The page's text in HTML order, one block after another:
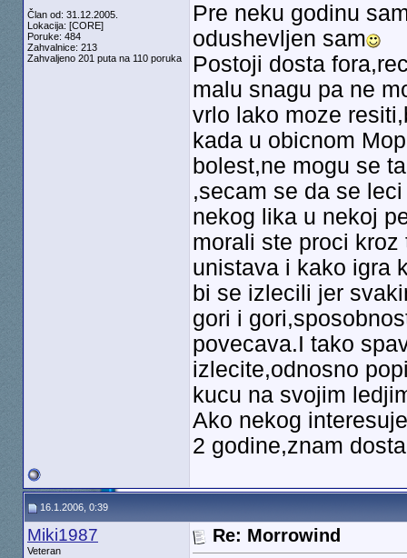
Član od: 31.12.2005.
Lokacija: [CORE]
Poruke: 484
Zahvalnice: 213
Zahvaljeno 201 puta na 110 poruka
Pre neku godinu
odushevljen sam
Postoji dosta
malu snagu pa ne
vrlo lako moze
kada u obicnom
bolest,ne mogu se
,secam se da se
nekog lika u nekoj
morali ste proci
unistava i kako igra
bi se izlecili jer
gori i
povecava.I tako
izlecite,odnosno
kucu na svojim
Ako nekog
2 godine,znam
16.1.2006, 0:39
Miki1987
Veteran
Re: Morrowind